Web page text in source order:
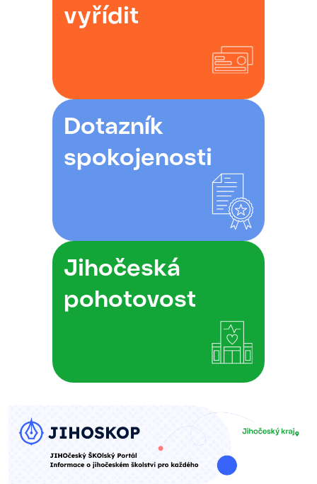
vyřídit
Dotazník
spokojenosti
Jihočeská
pohotovost